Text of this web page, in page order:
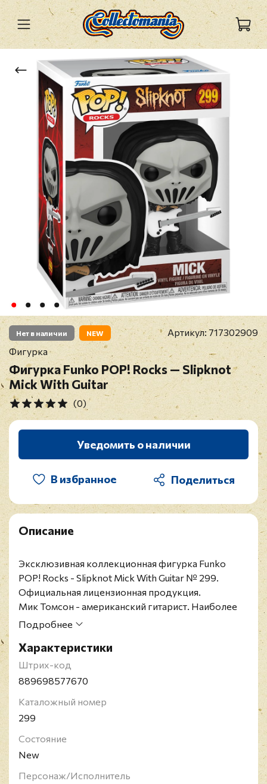
Нет в наличии NEW Артикул: 717302909
Фигурка
Фигурка Funko POP! Rocks — Slipknot
Mick With Guitar
(0)
Уведомить о наличии
В избранное
Описание
Эксклюзивная коллекционная фигурка Funko
POP! Rocks - Slipknot Mick With Guitar № 299.
Официальная лицензионная продукция.
Мик Томсон - американский гитарист. Наиболее
известен как гитарист метал-группы Slipknot. До
частным преподавателем по игре на гитаре.
Slipknot - американская ню-метал-группа,
образованная в сентябре 1995 года в Айове, США.
всего продано более 30 млн копий по всему миру.
В 2006 году группа получила премию Грэмми.
Коллектив известен тем, что его участники на
концертах, фотосессиях и интервью носят маски и
видоизменяются с выходом нового альбома.
Подробнее
Характеристики
Штрих-код
889698577670
Каталожный номер
299
Состояние
New
Персонаж/Исполнитель